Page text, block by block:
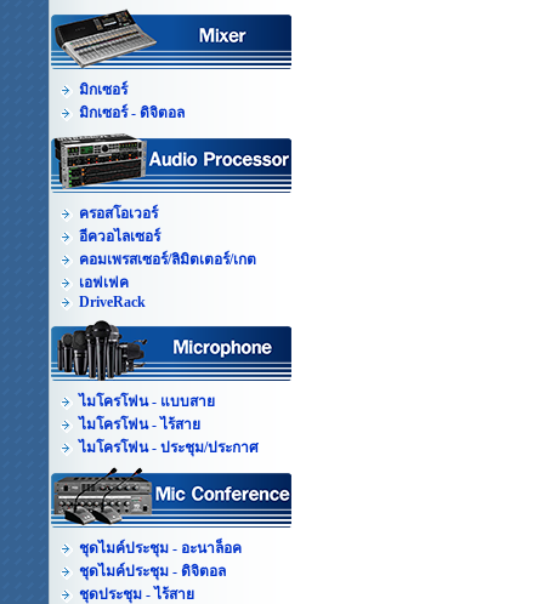
มิกเซอร์
มิกเซอร์ - ดิจิตอล
ครอสโอเวอร์
อีควอไลเซอร์
คอมเพรสเซอร์/ลิมิตเตอร์/เกต
เอฟเฟค
DriveRack
ไมโครโฟน - แบบสาย
ไมโครโฟน - ไร้สาย
ไมโครโฟน - ประชุม/ประกาศ
ชุดไมค์ประชุม - อะนาล็อค
ชุดไมค์ประชุม - ดิจิตอล
ชุดประชุม - ไร้สาย